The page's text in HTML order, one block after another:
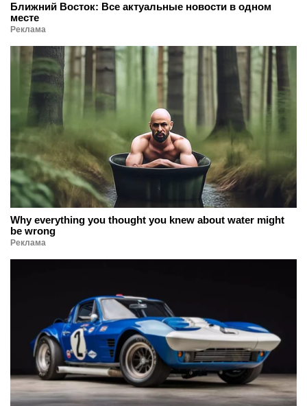
Ближний Восток: Все актуальные новости в одном
месте
Реклама
Why everything you thought you knew about water might
be wrong
Реклама